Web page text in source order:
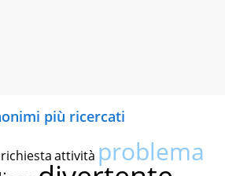
più ricercati
richiestaattività problema